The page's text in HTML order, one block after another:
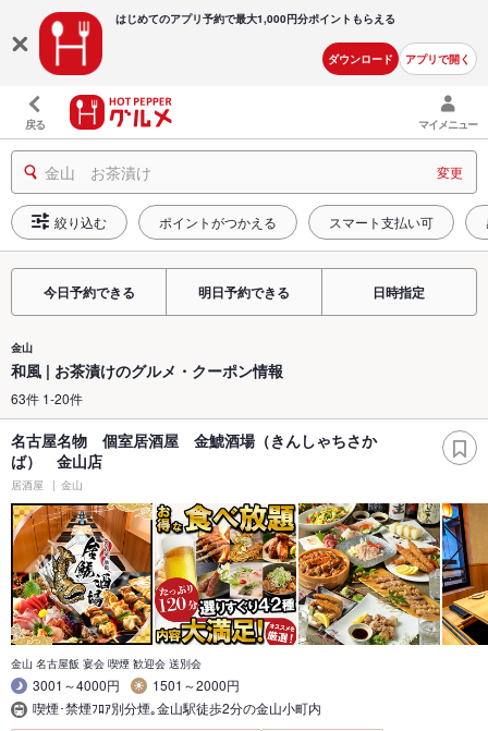
はじめてのアプリ予約で最大1,000円分ポイントもらえる
ダウンロード アプリで開く
戻る マイメニュー
金山 お茶漬け 変更
絞り込む ポイントがつかえる スマート支払い可
今日予約できる 明日予約できる 日時指定
金山
和風 | お茶漬けのグルメ・クーポン情報
63件 1-20件
名古屋名物 個室居酒屋 金鯱酒場（きんしゃちさか
ば） 金山店
居酒屋 金山
金山 名古屋飯 宴会 喫煙 歓迎会 送別会
3001～4000円
1501～2000円
喫煙･禁煙ﾌﾛｱ別分煙｡金山駅徒歩2分の金山小町内